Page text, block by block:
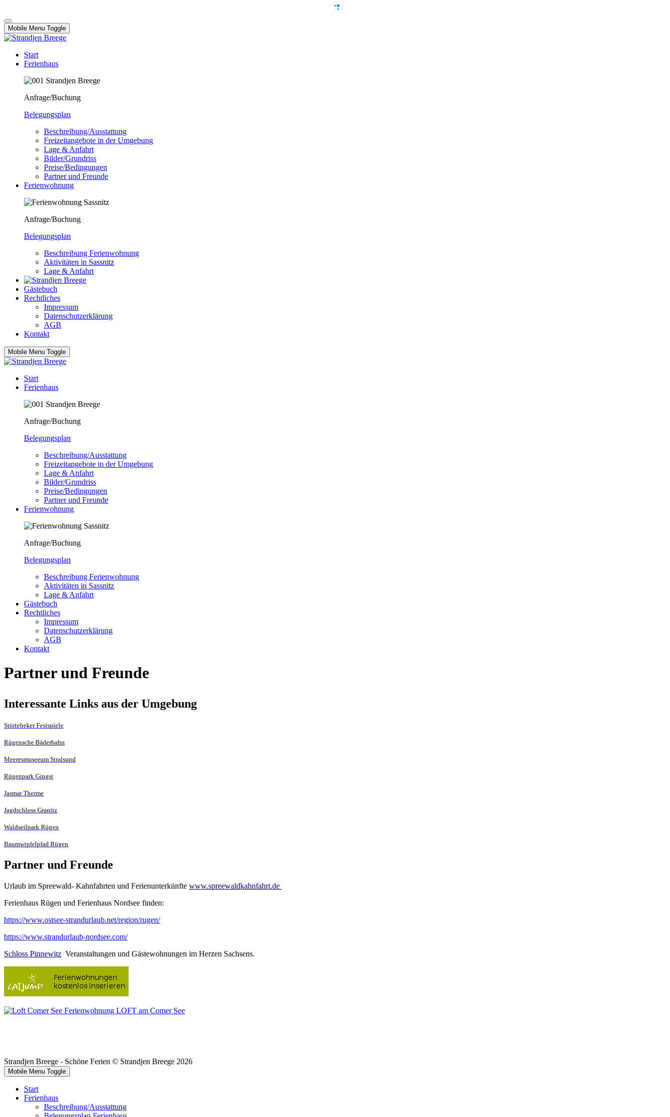
Mobile Menu Toggle
Start
Ferienhaus
Anfrage/Buchung
Belegungsplan
Beschreibung/Ausstattung
Freizeitangebote in der Umgebung
Lage & Anfahrt
Bilder/Grundriss
Preise/Bedingungen
Partner und Freunde
Ferienwohnung
Anfrage/Buchung
Belegungsplan
Beschreibung Ferienwohnung
Aktivitäten in Sassnitz
Lage & Anfahrt
Gästebuch
Rechtliches
Impressum
Datenschutzerklärung
AGB
Kontakt
Mobile Menu Toggle
Start
Ferienhaus
Anfrage/Buchung
Belegungsplan
Beschreibung/Ausstattung
Freizeitangebote in der Umgebung
Lage & Anfahrt
Bilder/Grundriss
Preise/Bedingungen
Partner und Freunde
Ferienwohnung
Anfrage/Buchung
Belegungsplan
Beschreibung Ferienwohnung
Aktivitäten in Sassnitz
Lage & Anfahrt
Gästebuch
Rechtliches
Impressum
Datenschutzerklärung
AGB
Kontakt
Partner und Freunde
Interessante Links aus der Umgebung
Störtebeker Festspiele
Rügensche Bäderbahn
Meeresmuseeum Stralsund
Rügenpark Gingst
Jasmar Therme
Jagdschloss Granitz
Waldseilpark Rügen
Baumwipfelpfad Rügen
Partner und Freunde
Urlaub im Spreewald- Kahnfahrten und Ferienunterkünfte www.spreewaldkahnfahrt.de
Ferienhaus Rügen und Ferienhaus Nordsee finden:
https://www.ostsee-strandurlaub.net/region/rugen/
https://www.strandurlaub-nordsee.com/
Schloss Pinnewitz Veranstaltungen und Gästewohnungen im Herzen Sachsens.
Ferienwohnung LOFT am Comer See
Strandjen Breege - Schöne Ferien © Strandjen Breege 2026
Mobile Menu Toggle
Start
Ferienhaus
Beschreibung/Ausstattung